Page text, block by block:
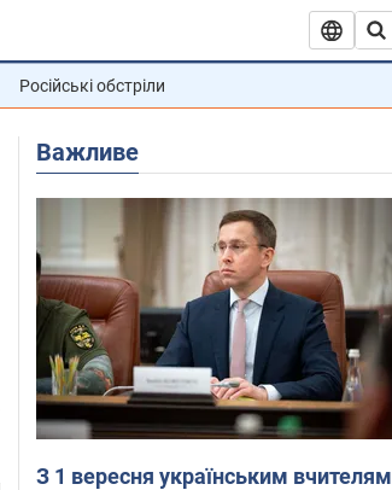
Російські обстріли
Важливе
З 1 вересня українським вчителям